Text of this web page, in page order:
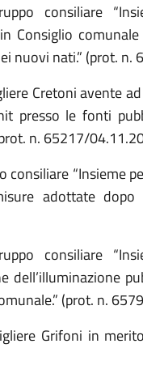
consiliare
Consiglio
nuovi nati.” (prot.
Cretoni avente
presso le fonti
n. 65217/
consiliare “Insieme
adottate
consiliare
dell’illuminazione
(prot. n.
Grifoni in